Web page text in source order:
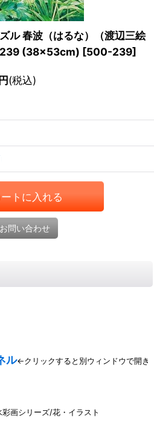
ル 春波（はるな）（渡辺三絵
239 (38×53cm) [500-239]
円(税込)
トに入れる
お問い合わせ
ル←クリックすると別ウィンドウで開き
画シリーズ/花・イラスト